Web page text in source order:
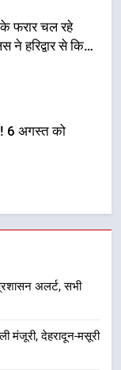
6 अगस्त को
प्राथमिकता:
सेवाओं के
सुरक्षित
का सख्त एक्शन,
हर माह होगी
अलर्ट, सभी
मंजूरी, देहरादून-मसूरी